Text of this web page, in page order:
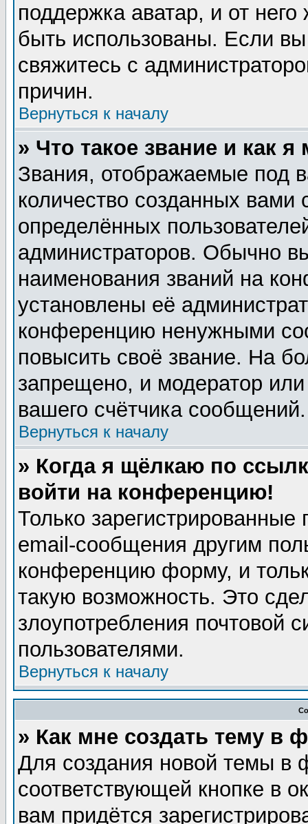
поддержка аватар, и от него
быть использованы. Если
свяжитесь с
причин.
Вернуться к началу
» Что такое звание и как я
Звания, отображаемые под
количество созданных
определённых
администраторов. Обычно
наименования званий на
установлены её
конференцию ненужными
повысить своё звание. На
запрещено, и модератор
вашего счётчика сообщений.
Вернуться к началу
» Когда я щёлкаю по
войти на конференцию!
Только зарегистрированные
email-сообщения другим
конференцию форму, и
такую возможность. Это
злоупотребления почтовой
пользователями.
Вернуться к началу
» Как мне создать тему в
Для создания новой темы в
соответствующей кнопке в
вам придётся